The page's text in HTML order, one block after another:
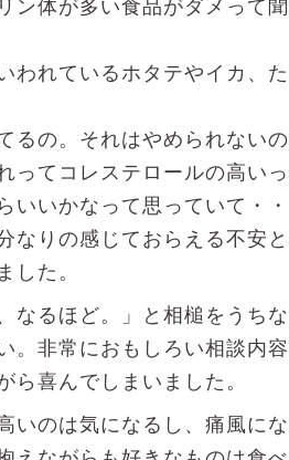
ン体が多い食品がダメって
われているホタテやイカ、
るの。それはやめられない
ってコレステロールの高い
いいかなって思っていて・
なりの感じておらえる不安
した。
なるほど。」と相槌をうち
。非常におもしろい相談内
ら喜んでしまいました。
のは気になるし、痛風にな